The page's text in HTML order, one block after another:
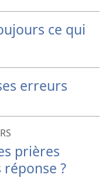
ce qui
erreurs
prières
?